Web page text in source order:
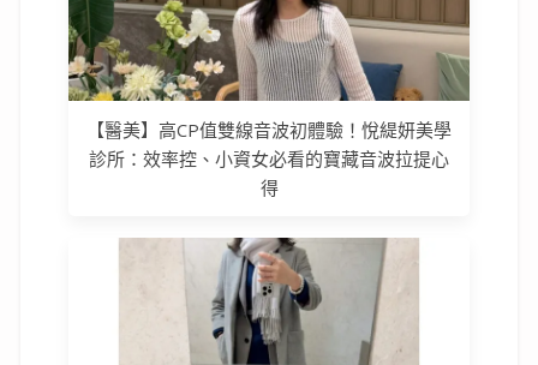
【醫美】高CP值雙線音波初體驗！悅緹妍美學
診所：效率控、小資女必看的寶藏音波拉提心
得